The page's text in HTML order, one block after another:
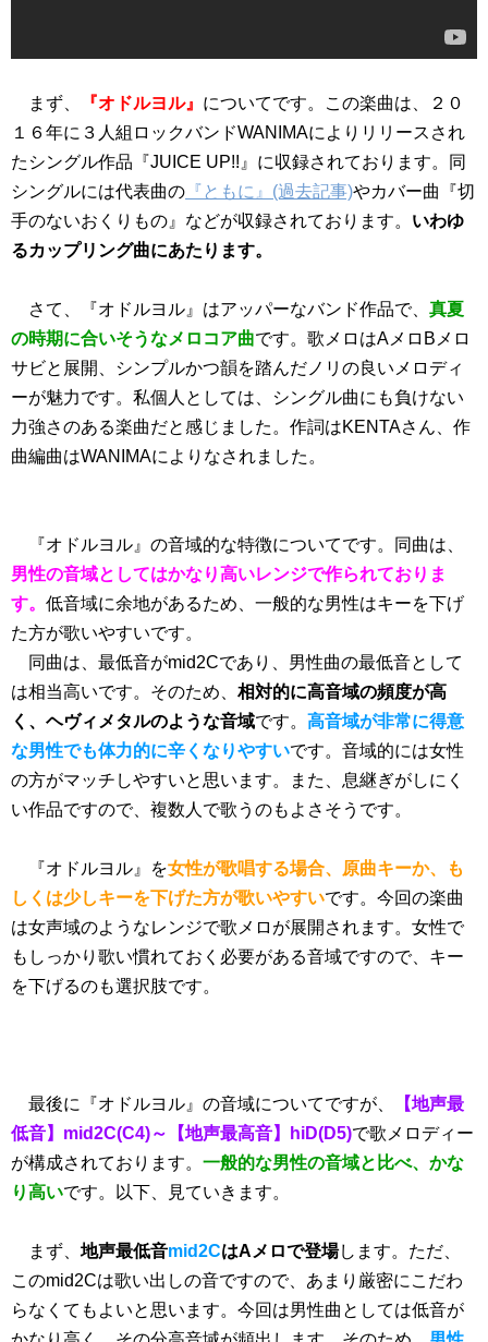
まず、 『オドルヨル』 についてです。この楽曲は、２０
１６年に３人組ロックバンドWANIMAによりリリースされ
たシングル作品『JUICE UP!!』に収録されております。同
シングルには代表曲の 『ともに』(過去記事)やカバー曲『切
手のないおくりもの』などが収録されております。 いわゆ
るカップリング曲にあたります。
さて、『オドルヨル』はアッパーなバンド作品で、 真夏
の時期に合いそうなメロコア曲です。歌メロはAメロBメロ
サビと展開、シンプルかつ韻を踏んだノリの良いメロディ
ーが魅力です。私個人としては、シングル曲にも負けない
力強さのある楽曲だと感じました。作詞はKENTAさん、作
曲編曲はWANIMAによりなされました。
『オドルヨル』の音域的な特徴についてです。同曲は、
男性の音域としてはかなり高いレンジで作られておりま
す。 低音域に余地があるため、一般的な男性はキーを下げ
た方が歌いやすいです。
同曲は、最低音がmid2Cであり、男性曲の最低音として
は相当高いです。そのため、 相対的に高音域の頻度が高
く、ヘヴィメタルのような音域です。 高音域が非常に得意
な男性でも体力的に辛くなりやすいです。音域的には女性
の方がマッチしやすいと思います。また、息継ぎがしにく
い作品ですので、複数人で歌うのもよさそうです。
『オドルヨル』を女性が歌唱する場合、原曲キーか、も
しくは少しキーを下げた方が歌いやすいです。今回の楽曲
は女声域のようなレンジで歌メロが展開されます。女性で
もしっかり歌い慣れておく必要がある音域ですので、キー
を下げるのも選択肢です。
最後に『オドルヨル』の音域についてですが、
【地声最
低音】mid2C(C4)～【地声最高音】hiD(D5)で歌メロディー
が構成されております。 一般的な男性の音域と比べ、かな
り高いです。以下、見ていきます。
まず、 地声最低音mid2CはAメロで登場します。ただ、
このmid2Cは歌い出しの音ですので、あまり厳密にこだわ
らなくてもよいと思います。今回は男性曲としては低音が